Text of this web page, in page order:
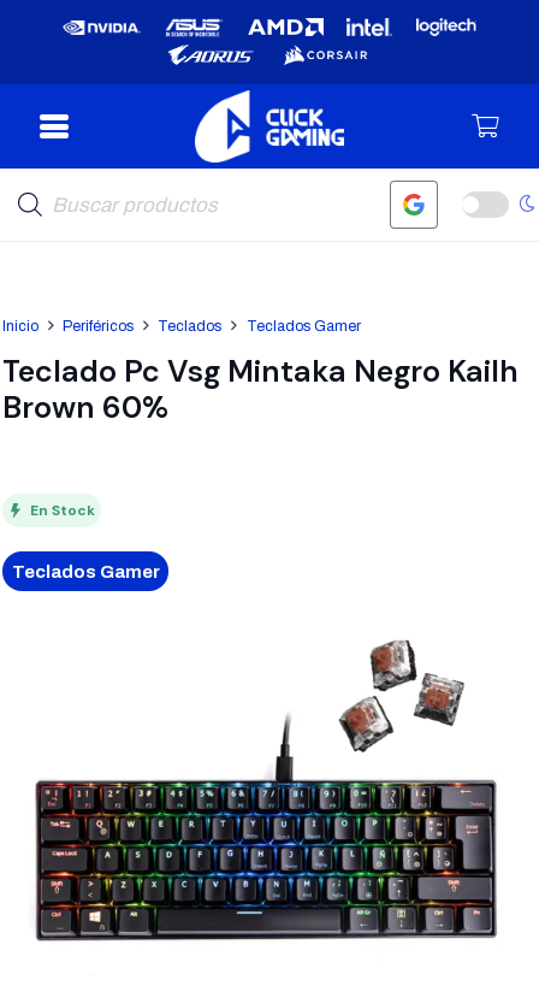
de
productos
Inicio Periféricos Teclados Teclados Gamer
Teclado Pc Vsg Mintaka Negro Kailh
Brown 60%
En Stock
Teclados Gamer